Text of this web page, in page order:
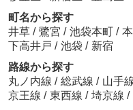
町名から探す
井草 / 鷺宮 / 池袋本町 /
下高井戸 / 池袋 / 新宿
路線から探す
丸ノ内線 / 総武線 / 山手
京王線 / 東西線 / 埼京線 /